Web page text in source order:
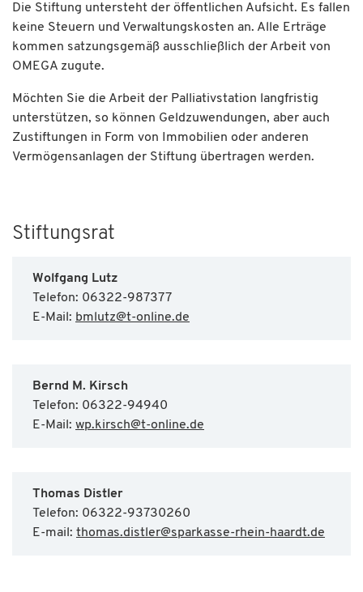
Die Stiftung untersteht der öffentlichen Aufsicht. Es fallen
keine Steuern und Verwaltungskosten an. Alle Erträge
kommen satzungsgemäß ausschließlich der Arbeit von
OMEGA zugute.
Möchten Sie die Arbeit der Palliativstation langfristig
unterstützen, so können Geldzuwendungen, aber auch
Zustiftungen in Form von Immobilien oder anderen
Vermögensanlagen der Stiftung übertragen werden.
Stiftungsrat
Wolfgang Lutz
Telefon: 06322-987377
E-Mail: bmlutz@t-online.de
Bernd M. Kirsch
Telefon: 06322-94940
E-Mail: wp.kirsch@t-online.de
Thomas Distler
Telefon: 06322-93730260
E-mail: thomas.distler@sparkasse-rhein-haardt.de